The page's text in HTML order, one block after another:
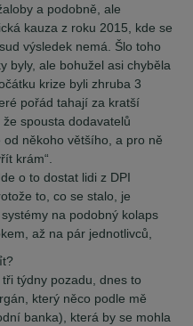
a podobně, ale
kauza z roku 2015, kde se
výsledek nemá. Šlo toho
byly, ale bohužel asi chyběla
krize byli zhruba 3
pořád tahají za kratší
spousta dodavatelů
někoho většího, a pro ně
krám“.
o to dostat lidi z DPI
to, co se stalo, je
na podobný kolaps
až na pár jednotlivců,
týdny pozadu, dnes to
který něco podle mě
banka), která by se mohla